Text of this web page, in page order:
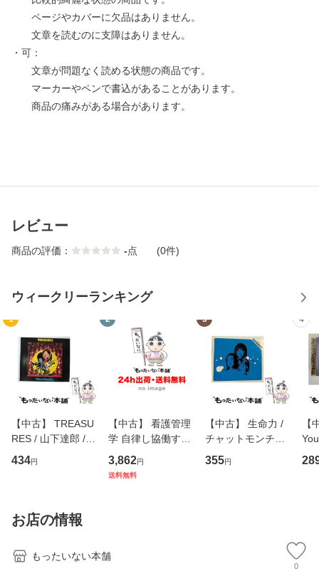
ページやカバーに欠品はありません。
文章を読むのに支障はありません。
・可：
文章が問題なく読める状態の商品です。
マーカーやペンで書込があることがあります。
商品の痛みがある場合があります。
レビュー
商品の評価： -点 (0件)
ウィークリーランキング
1
【中古】 TREASU
RES / 山下達郎 /
イーストウエス
ト・ジャパン [CD]
434円
2
【中古】 看護管理
学 自律し協働する
専門職の看護マネ
ジメントスキル 改
3,862円
送料無料
3
【中古】 生命力 /
チャットモンチー /
キューンレコード
[CD]【メール便送
355円
4
【
のが
お店の情報
もったいない本舗
0